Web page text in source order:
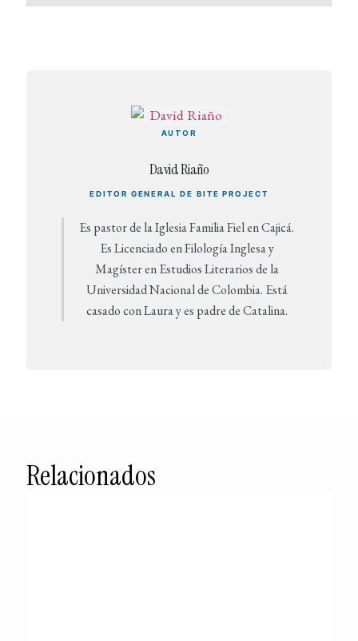
AUTOR
David Riaño
EDITOR GENERAL DE BITE PROJECT
Es pastor de la Iglesia Familia Fiel en Cajicá.
Es Licenciado en Filología Inglesa y
Magíster en Estudios Literarios de la
Universidad Nacional de Colombia. Está
casado con Laura y es padre de Catalina.
Relacionados